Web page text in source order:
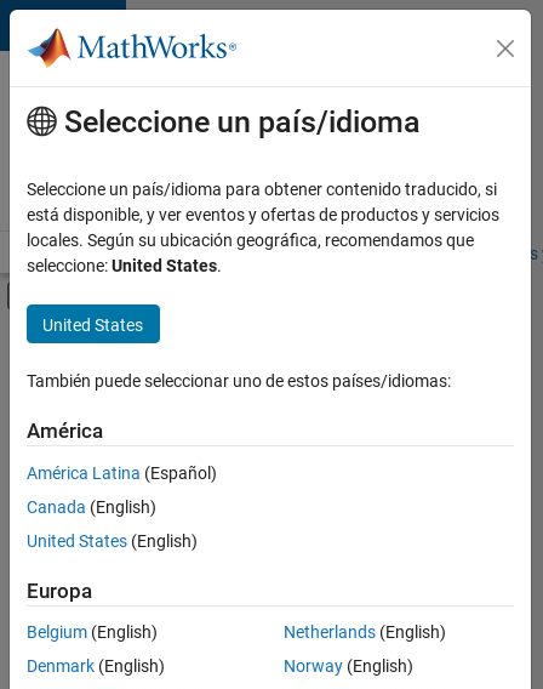
Saltar al contenido
Ofertas
de
empleo
MathWorks
Visión general Búsqueda de empleo Oficinas locales
Contenido principal
FILTRADO POR
Legal
Office and Administrative Services
Ordenar por
Guardar
empleos
seleccionados
Seleccione un país/idioma
Seleccione un país/idioma para obtener contenido traducido, si
está disponible, y ver eventos y ofertas de productos y servicios
locales. Según su ubicación geográfica, recomendamos que
seleccione:United States.
United States
También puede seleccionar uno de estos países/idiomas:
América
América Latina (Español)
Canada (English)
United States (English)
Europa
Belgium (English)
Denmark (English)
Netherlands(English)
Norway(English)